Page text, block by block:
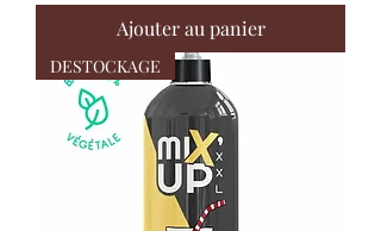
Ajouter au panier
DESTOCKAGE